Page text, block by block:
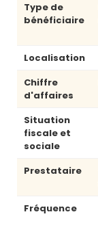
Type de
bénéficiaire
Localisation
Chiffre
d'affaires
Situation
fiscale et
sociale
Prestataire
Fréquence